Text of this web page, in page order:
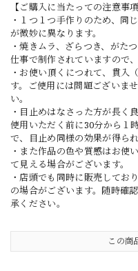
【ご購入に当たっての注意事
・１つ１つ手作りのため、同
が微妙に異なります。
・焼きムラ、ざらつき、がた
仕事で制作されていますので
・お使い頂くにつれて、貫入
す。ご使用には問題ございま
い。
・目止めはなさった方が長く
使用いただく前に30分から１
で、目止め同様の効果が得られ
・また作品の色や質感はお使
て見える場合がございます。
・店頭でも同時に販売してお
の場合がございます。随時確
承ください。
この商